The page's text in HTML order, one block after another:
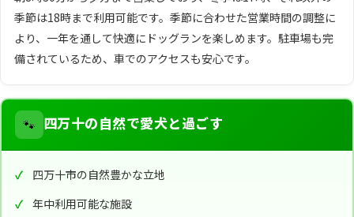
季節は18時まで利用可能です。季節に合わせた営業時間の調整に
より、一年を通して快適にドッグランを楽しめます。駐車場も完
備されているため、車でのアクセスも安心です。
🐾 四万十の自然で愛犬と過ごす
四万十市の自然豊かな立地
年中利用可能な施設